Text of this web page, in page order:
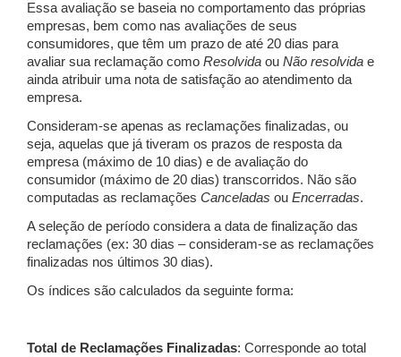
Essa avaliação se baseia no comportamento das próprias
empresas, bem como nas avaliações de seus
consumidores, que têm um prazo de até 20 dias para
avaliar sua reclamação como Resolvida ou Não resolvida e
ainda atribuir uma nota de satisfação ao atendimento da
empresa.
Consideram-se apenas as reclamações finalizadas, ou
seja, aquelas que já tiveram os prazos de resposta da
empresa (máximo de 10 dias) e de avaliação do
consumidor (máximo de 20 dias) transcorridos. Não são
computadas as reclamações Canceladas ou Encerradas.
A seleção de período considera a data de finalização das
reclamações (ex: 30 dias – consideram-se as reclamações
finalizadas nos últimos 30 dias).
Os índices são calculados da seguinte forma:
Total de Reclamações Finalizadas: Corresponde ao total